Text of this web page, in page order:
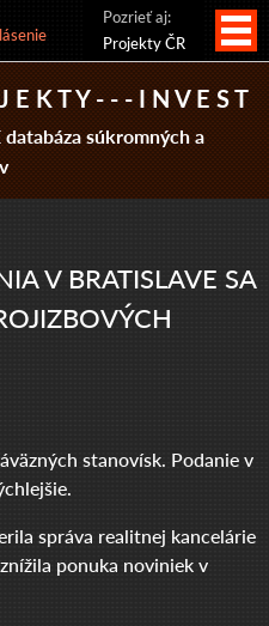
Pozrieť aj:
Projekty ČR
E K T Y - - - I N V E S T
súkromných a
V BRATISLAVE SA
stanovísk. Podanie v
správa realitnej kancelárie
ponuka noviniek v